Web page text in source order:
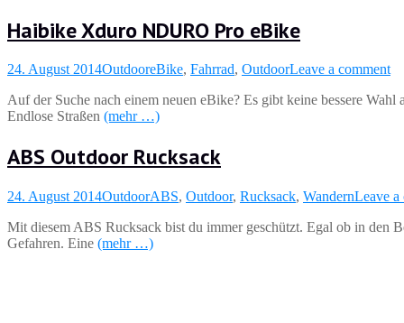
Haibike Xduro NDURO Pro eBike
24. August 2014OutdooreBike, Fahrrad, OutdoorLeave a comment
Auf der Suche nach einem neuen eBike? Es gibt keine bessere
Endlose Straßen (mehr …)
ABS Outdoor Rucksack
24. August 2014OutdoorABS, Outdoor, Rucksack, WandernLeave a
Mit diesem ABS Rucksack bist du immer geschützt. Egal ob in den
Gefahren. Eine (mehr …)